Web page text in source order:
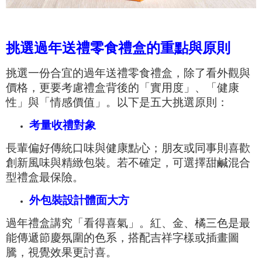
挑選過年送禮零食禮盒的重點與原則
挑選一份合宜的過年送禮零食禮盒，除了看外觀與
價格，更要考慮禮盒背後的「實用度」、「健康
性」與「情感價值」。以下是五大挑選原則：
考量收禮對象
長輩偏好傳統口味與健康點心；朋友或同事則喜歡
創新風味與精緻包裝。若不確定，可選擇甜鹹混合
型禮盒最保險。
外包裝設計體面大方
過年禮盒講究「看得喜氣」。紅、金、橘三色是最
能傳遞節慶氛圍的色系，搭配吉祥字樣或插畫圖
騰，視覺效果更討喜。